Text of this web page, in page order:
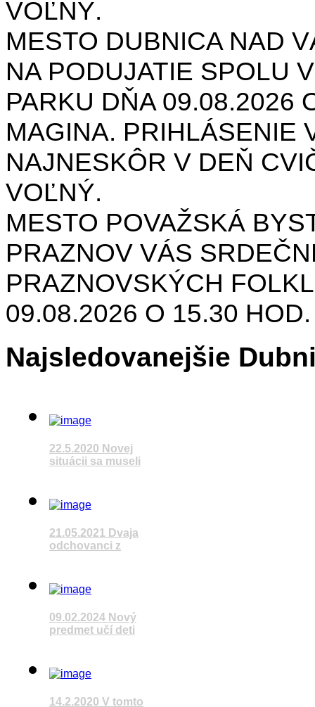
VOĽNÝ.
MESTO DUBNICA NAD
NA PODUJATIE SPOLU
PARKU DŇA 09.08.2026
MAGINA. PRIHLÁSENIE
NAJNESKÔR V DEŇ
VOĽNÝ.
MESTO POVAŽSKÁ
PRAZNOV VÁS
PRAZNOVSKÝCH
09.08.2026 O 15.30
Najsledovanejšie
22.5.2020 Novej
situácii sa museli
21.05.2021 Dvaja
odchovanci z
09.02.2024 Nový
predmet učí deti
14.2.2020 V tomto